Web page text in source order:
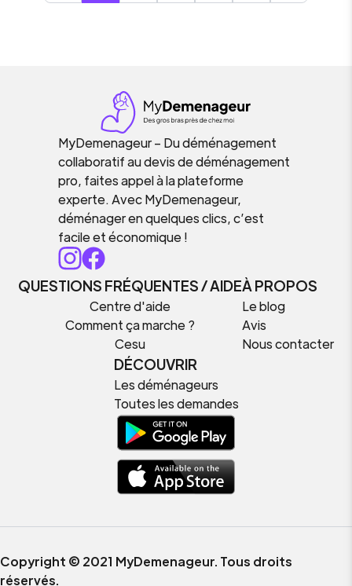
MyDemenageur – Du déménagement
collaboratif au devis de déménagement
pro, faites appel à la plateforme
experte. Avec MyDemenageur,
déménager en quelques clics, c’est
facile et économique !
QUESTIONS FRÉQUENTES / AIDE
Centre d'aide
Comment ça marche ?
Cesu
À PROPOS
Le blog
Avis
Nous contacter
DÉCOUVRIR
Les déménageurs
Toutes les demandes
Copyright © 2021 MyDemenageur. Tous droits
réservés.